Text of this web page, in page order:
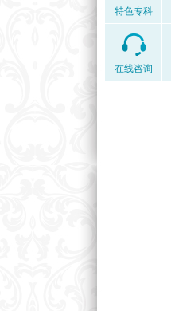
特色专科
在线咨询